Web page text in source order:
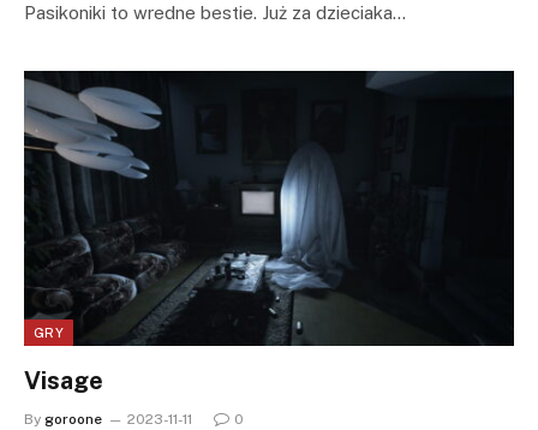
Pasikoniki to wredne bestie. Już za dzieciaka…
GRY
Visage
By goroone 2023-11-11 0